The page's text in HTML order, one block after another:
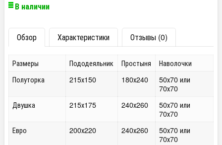
В наличии
Обзор Характеристики Отзывы (0)
Размеры Пододеяльник Простыня
Наволочки
Полуторка
215х150 180х240
50х70 или
70х70
Двушка
215х175 240х260
50х70 или
70х70
Евро
200х220 240х260
50х70 или
70х70